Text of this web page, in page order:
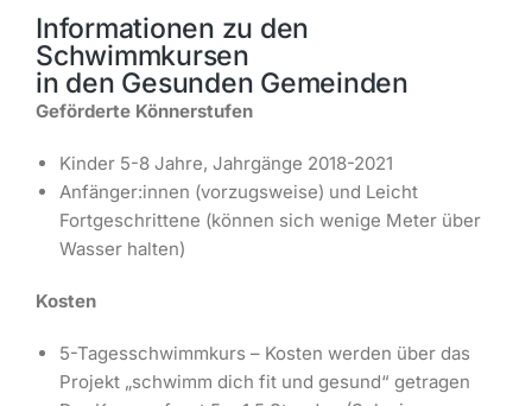
Informationen zu den
Schwimmkursen
in den Gesunden Gemeinden
Geförderte Könnerstufen
Kinder 5-8 Jahre, Jahrgänge 2018-2021
Anfänger:innen (vorzugsweise) und Leicht
Fortgeschrittene (können sich wenige Meter über
Wasser halten)
Kosten
5-Tagesschwimmkurs – Kosten werden über das
Projekt „schwimm dich fit und gesund“ getragen